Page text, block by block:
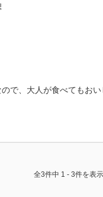
で、大人が食べてもおい
全3件中 1 - 3件を表示